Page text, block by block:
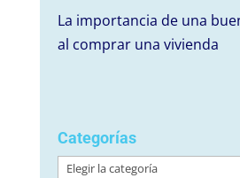
La importancia de una
al comprar una vivienda
Categorías
Categorías